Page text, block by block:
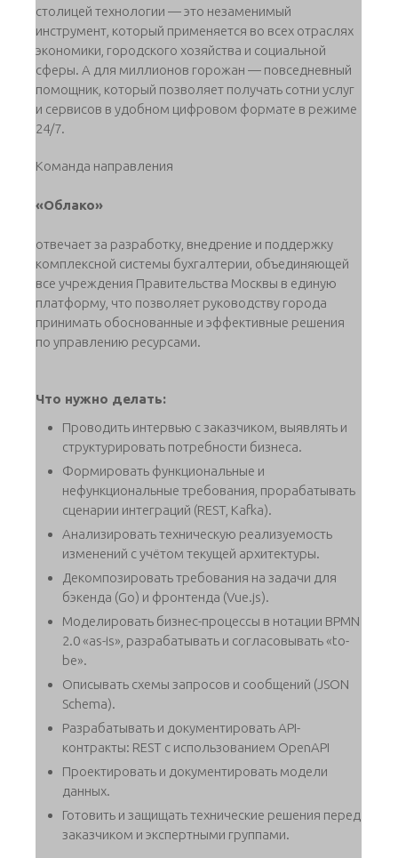
столицей технологии — это незаменимый
инструмент, который применяется во всех отраслях
экономики, городского хозяйства и социальной
сферы. А для миллионов горожан — повседневный
помощник, который позволяет получать сотни услуг
и сервисов в удобном цифровом формате в режиме
24/7.
Команда направления
«Облако»
отвечает за разработку, внедрение и поддержку
комплексной системы бухгалтерии, объединяющей
все учреждения Правительства Москвы в единую
платформу, что позволяет руководству города
принимать обоснованные и эффективные решения
по управлению ресурсами.
Что нужно делать:
Проводить интервью с заказчиком, выявлять и
структурировать потребности бизнеса.
Формировать функциональные и
нефункциональные требования, прорабатывать
сценарии интеграций (REST, Kafka).
Анализировать техническую реализуемость
изменений с учётом текущей архитектуры.
Декомпозировать требования на задачи для
бэкенда (Go) и фронтенда (Vue.js).
Моделировать бизнес-процессы в нотации BPMN
2.0 «as-is», разрабатывать и согласовывать «to-
be».
Описывать схемы запросов и сообщений (JSON
Schema).
Разрабатывать и документировать API-
контракты: REST с использованием OpenAPI
Проектировать и документировать модели
данных.
Готовить и защищать технические решения перед
заказчиком и экспертными группами.